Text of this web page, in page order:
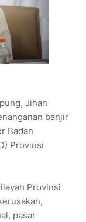
Jihan
banjir
Badan
Provinsi
Provinsi
pasar